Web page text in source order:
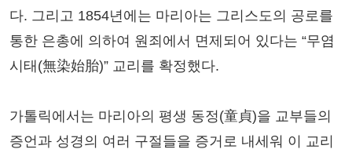
다. 그리고 1854년에는 마리아는 그리스도의 공로를
통한 은총에 의하여 원죄에서 면제되어 있다는 “무염
시태(無染始胎)” 교리를 확정했다.
가톨릭에서는 마리아의 평생 동정(童貞)을 교부들의
증언과 성경의 여러 구절들을 증거로 내세워 이 교리